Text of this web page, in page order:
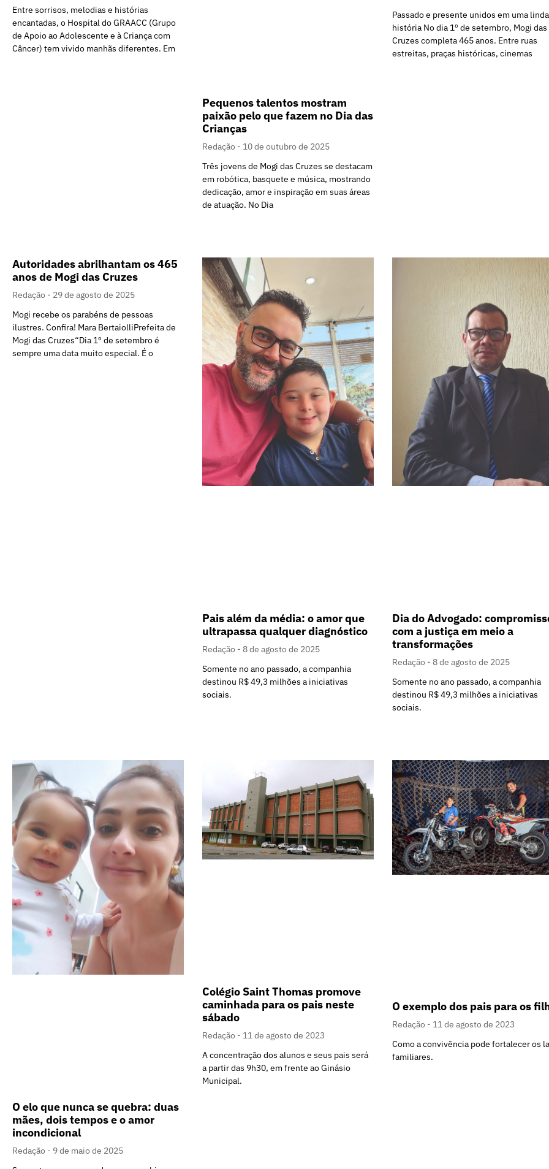
Entre sorrisos, melodias e histórias
encantadas, o Hospital do GRAACC (Grupo
de Apoio ao Adolescente e à Criança com
Câncer) tem vivido manhãs diferentes. Em
Pequenos talentos mostram
paixão pelo que fazem no Dia das
Crianças
Redação
10 de outubro de 2025
Três jovens de Mogi das Cruzes se destacam
em robótica, basquete e música, mostrando
dedicação, amor e inspiração em suas áreas
de atuação. No Dia
Passado e presente unidos em uma linda
história No dia 1º de setembro, Mogi das
Cruzes completa 465 anos. Entre ruas
estreitas, praças históricas, cinemas
Autoridades abrilhantam os 465
anos de Mogi das Cruzes
Redação
29 de agosto de 2025
Mogi recebe os parabéns de pessoas
ilustres. Confira! Mara BertaiolliPrefeita de
Mogi das Cruzes“Dia 1º de setembro é
sempre uma data muito especial. É o
Pais além da média: o amor que
ultrapassa qualquer diagnóstico
Redação
8 de agosto de 2025
Somente no ano passado, a companhia
destinou R$ 49,3 milhões a iniciativas
sociais.
Dia do Advogado:
com a justiça em meio a
transformações
Redação
8 de agosto de 2025
Somente no ano passado, a companhia
destinou R$ 49,3 milhões a iniciativas
sociais.
O elo que nunca se quebra: duas
mães, dois tempos e o amor
incondicional
Redação
9 de maio de 2025
Colégio Saint Thomas promove
caminhada para os pais neste
sábado
Redação
11 de agosto de 2023
A concentração dos alunos e seus pais será
a partir das 9h30, em frente ao Ginásio
Municipal.
O exemplo dos pais para os
Redação
11 de agosto de 2023
Como a convivência pode fortalecer os
familiares.